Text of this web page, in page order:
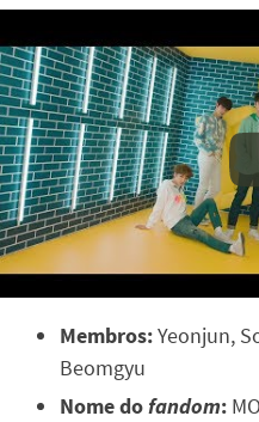
Membros:Yeonjun,
Beomgyu
Nome dofandom: